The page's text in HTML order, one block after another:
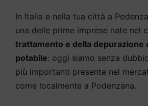
In Italia e nella tua città a
una delle prime imprese nate nel
trattamento e della depurazione
potabile: oggi siamo senza
più importanti presente nel
come localmente a Podenzana.